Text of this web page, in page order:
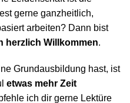
gerne ganzheitlich,
arbeiten? Dann bist
herzlich Willkommen.
Grundausbildung hast, ist
etwas mehr Zeit
ich dir gerne Lektüre